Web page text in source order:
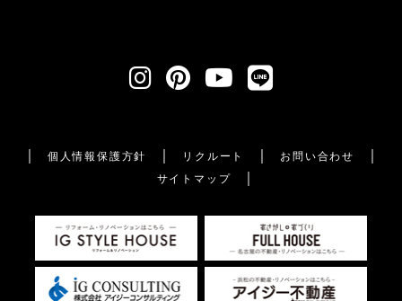
個人情報保護方針 リクルート
お問い合わせ
サイトマップ